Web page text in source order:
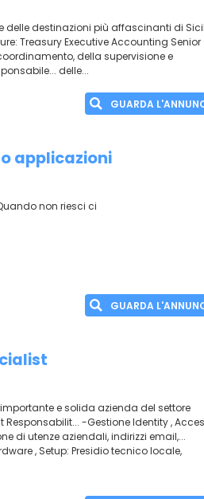
delle destinazioni più affascinanti di
Treasury Executive Accounting Senior
della supervisione e
delle...
GUARDA
applicazioni
non riesci ci
GUARDA
e solida azienda del settore
-Gestione Identity ,
di utenze aziendali, indirizzi email,...
, Setup: Presidio tecnico locale,